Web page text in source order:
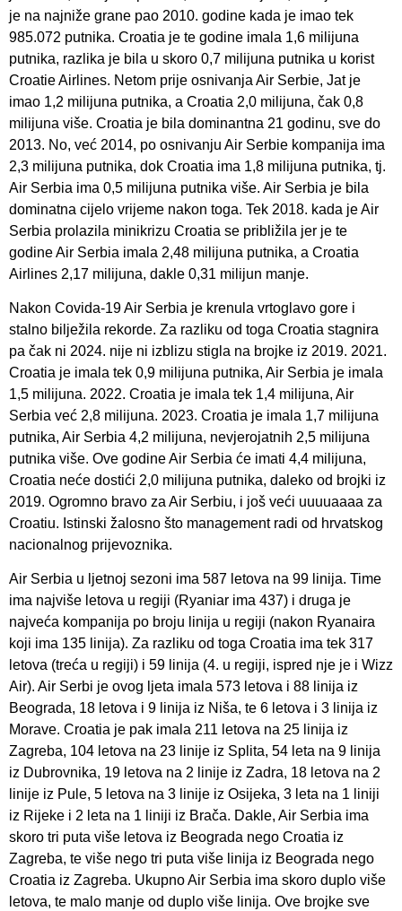
je na najniže grane pao 2010. godine kada je imao tek
985.072 putnika. Croatia je te godine imala 1,6 milijuna
putnika, razlika je bila u skoro 0,7 milijuna putnika u korist
Croatie Airlines. Netom prije osnivanja Air Serbie, Jat je
imao 1,2 milijuna putnika, a Croatia 2,0 milijuna, čak 0,8
milijuna više. Croatia je bila dominantna 21 godinu, sve do
2013. No, već 2014, po osnivanju Air Serbie kompanija ima
2,3 milijuna putnika, dok Croatia ima 1,8 milijuna putnika, tj.
Air Serbia ima 0,5 milijuna putnika više. Air Serbia je bila
dominatna cijelo vrijeme nakon toga. Tek 2018. kada je Air
Serbia prolazila minikrizu Croatia se približila jer je te
godine Air Serbia imala 2,48 milijuna putnika, a Croatia
Airlines 2,17 milijuna, dakle 0,31 milijun manje.
Nakon Covida-19 Air Serbia je krenula vrtoglavo gore i
stalno bilježila rekorde. Za razliku od toga Croatia stagnira
pa čak ni 2024. nije ni izblizu stigla na brojke iz 2019. 2021.
Croatia je imala tek 0,9 milijuna putnika, Air Serbia je imala
1,5 milijuna. 2022. Croatia je imala tek 1,4 milijuna, Air
Serbia već 2,8 milijuna. 2023. Croatia je imala 1,7 milijuna
putnika, Air Serbia 4,2 milijuna, nevjerojatnih 2,5 milijuna
putnika više. Ove godine Air Serbia će imati 4,4 milijuna,
Croatia neće dostići 2,0 milijuna putnika, daleko od brojki iz
2019. Ogromno bravo za Air Serbiu, i još veći uuuuaaaa za
Croatiu. Istinski žalosno što management radi od hrvatskog
nacionalnog prijevoznika.
Air Serbia u ljetnoj sezoni ima 587 letova na 99 linija. Time
ima najviše letova u regiji (Ryaniar ima 437) i druga je
najveća kompanija po broju linija u regiji (nakon Ryanaira
koji ima 135 linija). Za razliku od toga Croatia ima tek 317
letova (treća u regiji) i 59 linija (4. u regiji, ispred nje je i Wizz
Air). Air Serbi je ovog ljeta imala 573 letova i 88 linija iz
Beograda, 18 letova i 9 linija iz Niša, te 6 letova i 3 linija iz
Morave. Croatia je pak imala 211 letova na 25 linija iz
Zagreba, 104 letova na 23 linije iz Splita, 54 leta na 9 linija
iz Dubrovnika, 19 letova na 2 linije iz Zadra, 18 letova na 2
linije iz Pule, 5 letova na 3 linije iz Osijeka, 3 leta na 1 liniji
iz Rijeke i 2 leta na 1 liniji iz Brača. Dakle, Air Serbia ima
skoro tri puta više letova iz Beograda nego Croatia iz
Zagreba, te više nego tri puta više linija iz Beograda nego
Croatia iz Zagreba. Ukupno Air Serbia ima skoro duplo više
letova, te malo manje od duplo više linija. Ove brojke sve